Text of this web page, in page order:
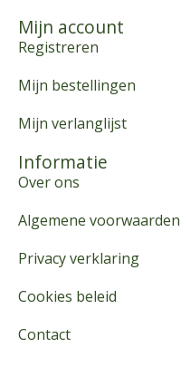
Mijn account
Registreren
Mijn bestellingen
Mijn verlanglijst
Informatie
Over ons
Algemene voorwaarden
Privacy verklaring
Cookies beleid
Contact